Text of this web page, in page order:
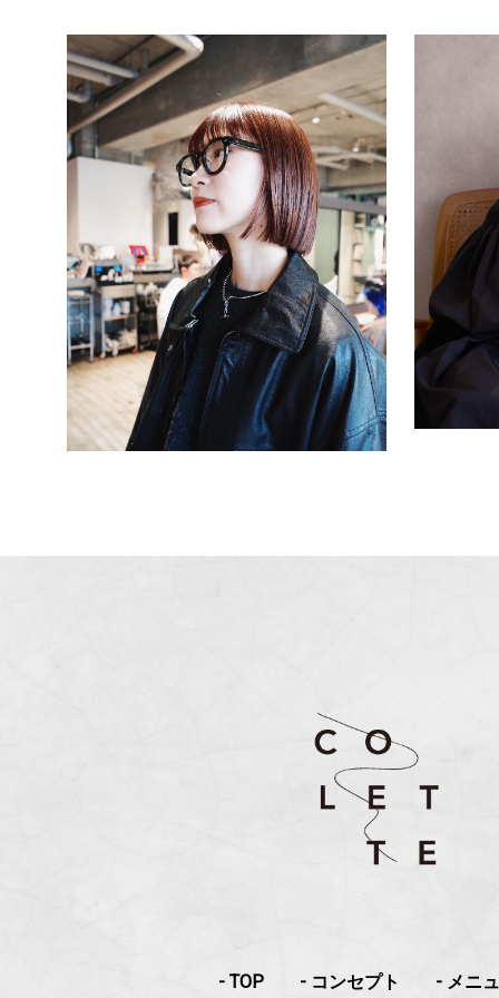
- TOP - コンセプト - メニ